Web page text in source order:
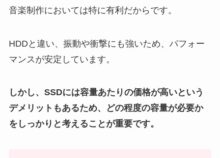
音楽制作においては特に有利だからです。
HDDと違い、振動や衝撃にも強いため、パフォー
マンスが安定しています。
しかし、SSDには容量あたりの価格が高いという
デメリットもあるため、どの程度の容量が必要か
をしっかりと考えることが重要です。